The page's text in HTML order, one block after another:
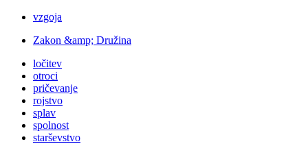
vzgoja
Zakon &amp; Družina
ločitev
otroci
pričevanje
rojstvo
splav
spolnost
starševstvo